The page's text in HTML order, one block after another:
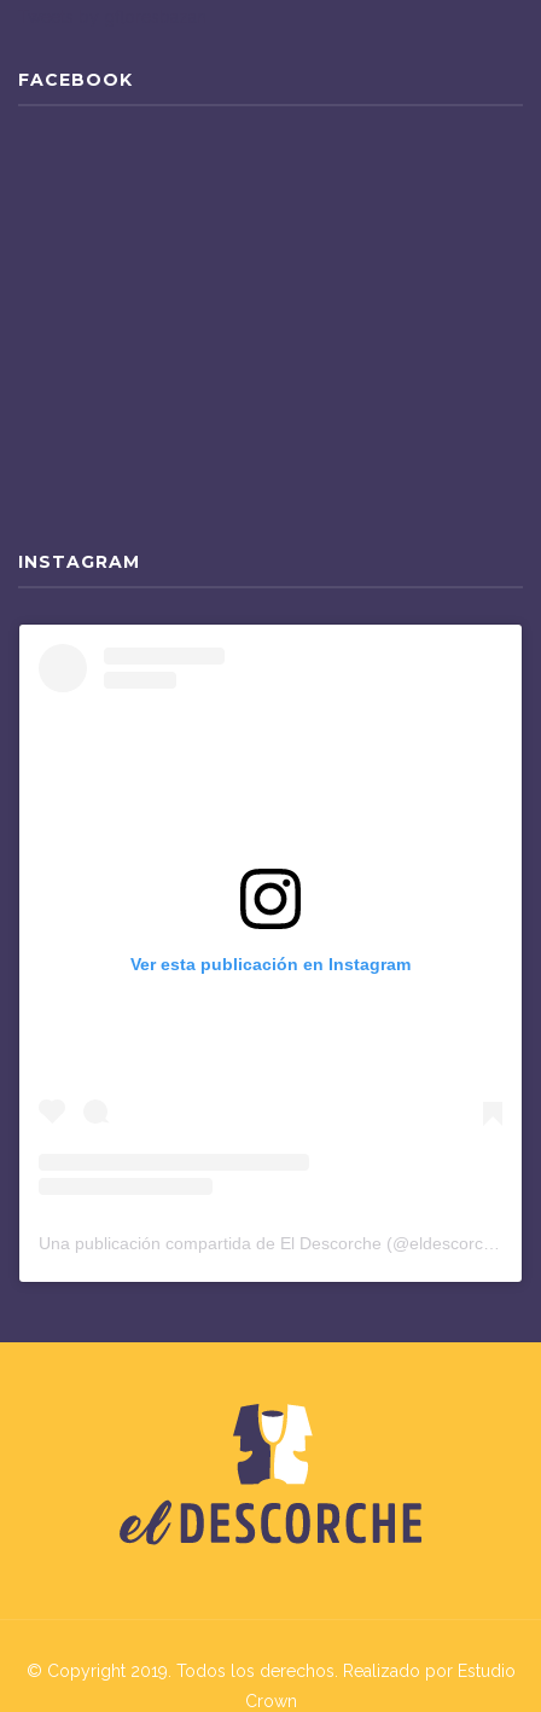
FACEBOOK
INSTAGRAM
Ver esta publicación en Instagram
© Copyright 2019. Todos los derechos. Realizado por Estudio
Crown